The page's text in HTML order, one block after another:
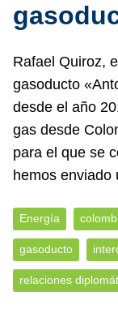
Rafael Quiroz,
gasoducto
desde el año
gas desde
para el que se
hemos enviado
Energía
gasoducto
relaciones